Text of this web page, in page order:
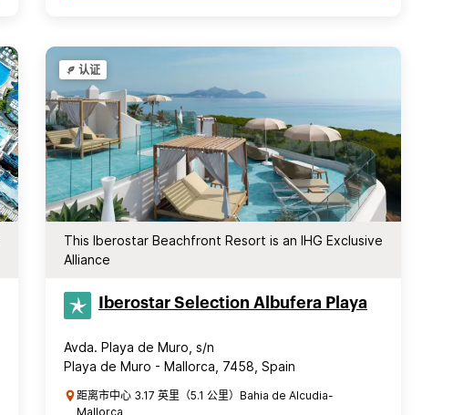
认证
This Iberostar Beachfront Resort is an IHG Exclusive
Alliance
Iberostar Selection​ Albufera Playa
Avda. Playa de Muro, s/n
Playa de Muro - Mallorca, 7458, Spain
距离市中心 3.17 英里（5.1 公里）Bahia de Alcudia-
Mallorca